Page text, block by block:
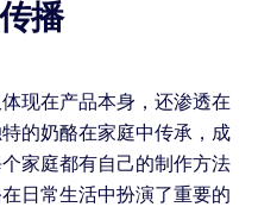
播
现在产品本身，还渗透在
的奶酪在家庭中传承，成
家庭都有自己的制作方法
日常生活中扮演了重要的